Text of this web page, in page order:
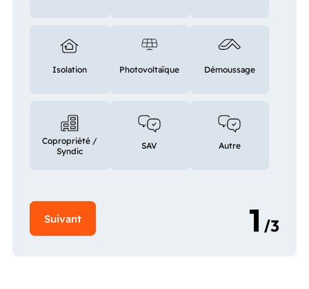
Isolation Photovoltaïque Démoussage
Copropriété /
Syndic
SAV Autre